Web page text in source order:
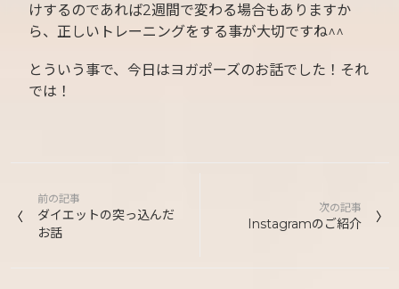
けするのであれば2週間で変わる場合もありますか
ら、正しいトレーニングをする事が大切ですね^^
とういう事で、今日はヨガポーズのお話でした！それ
では！
稿
前の記事
ダイエットの突っ込んだ
お話
次の記事
Instagramのご紹介